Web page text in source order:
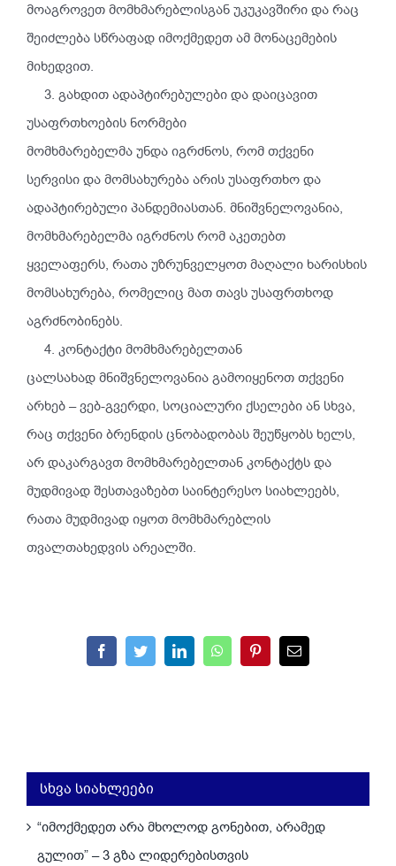
მოაგროვეთ მომხმარებლისგან უკუკავშირი და რაც
შეიძლება სწრაფად იმოქმედეთ ამ მონაცემების
მიხედვით.
3. გახდით ადაპტირებულები და დაიცავით
უსაფრთხოების ნორმები
მომხმარებელმა უნდა იგრძნოს, რომ თქვენი
სერვისი და მომსახურება არის უსაფრთხო და
ადაპტირებული პანდემიასთან. მნიშვნელოვანია,
მომხმარებელმა იგრძნოს რომ აკეთებთ
ყველაფერს, რათა უზრუნველყოთ მაღალი ხარისხის
მომსახურება, რომელიც მათ თავს უსაფრთხოდ
აგრძნობინებს.
4. კონტაქტი მომხმარებელთან
ცალსახად მნიშვნელოვანია გამოიყენოთ თქვენი
არხებ – ვებ-გვერდი, სოციალური ქსელები ან სხვა,
რაც თქვენი ბრენდის ცნობადობას შეუწყობს ხელს,
არ დაკარგავთ მომხმარებელთან კონტაქტს და
მუდმივად შესთავაზებთ საინტერესო სიახლეებს,
რათა მუდმივად იყოთ მომხმარებლის
თვალთახედვის არეალში.
FacebookTwitterLinkedInWhatsAppPinterestEmail
სხვა სიახლეები
“იმოქმედეთ არა მხოლოდ გონებით, არამედ
გულით” – 3 გზა ლიდერებისთვის